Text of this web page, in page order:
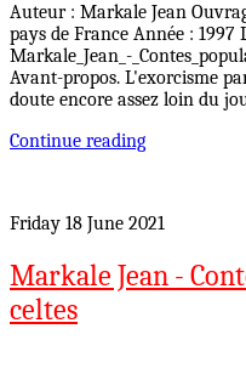
Auteur : Markale Jean
pays de France Année : 1997
Markale_Jean_-
Avant-propos. L'exorcisme
doute encore assez loin du
Continue reading
Friday 18 June 2021
Markale Jean -
celtes